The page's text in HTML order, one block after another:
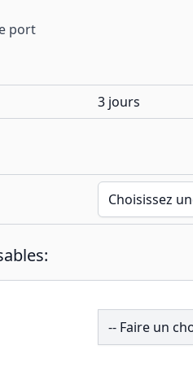
port
3 jours
260514